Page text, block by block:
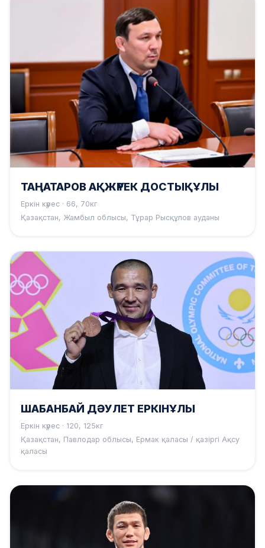
ТАҢАТАРОВ АҚЖҮРЕК ДОСТЫҚҰЛЫ
Еркін күрес · 66, 70кг
Қазақстан, Жамбыл облысы, Тұрар Рысқұлов ауданы
ШАБАНБАЙ ДӘУЛЕТ ЕРКІНҰЛЫ
Еркін күрес · 120, 125кг
Қазақстан, Павлодар облысы, Ермак қаласы / қазіргі Ақсу
қаласы